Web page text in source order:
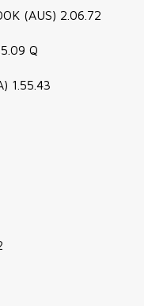
(AUS) 2.06.72
Q
1.55.43